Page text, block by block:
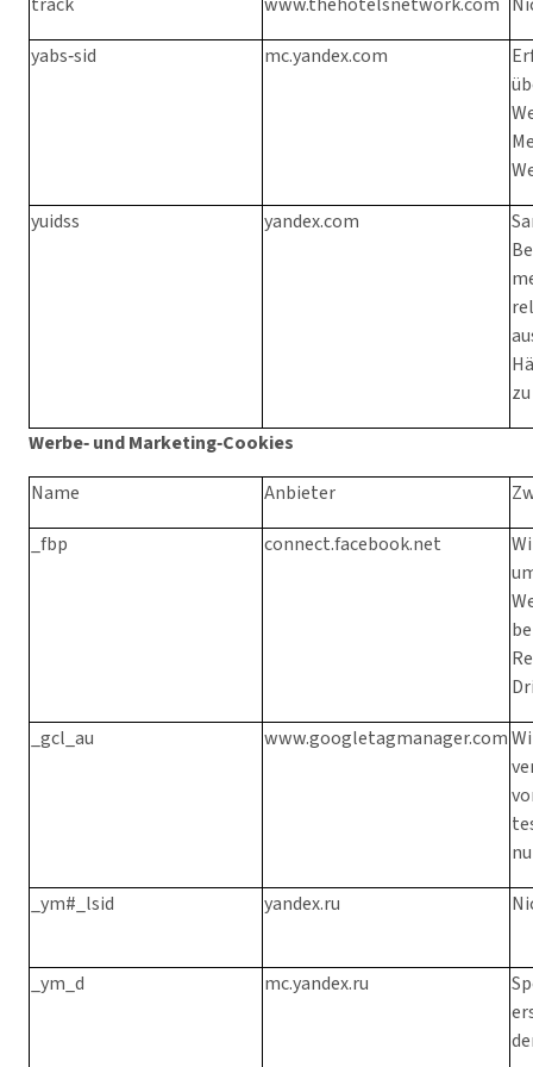
yabs‑sid
mc.yandex.com
yuidss
yandex.com
Werbe‑ und Marketing‑Cookies
Name
Anbieter
_fbp
connect.facebook.net
_gcl_au
www.googletagmanager.com
_ym#_lsid
yandex.ru
_ym_d mc.yandex.ru